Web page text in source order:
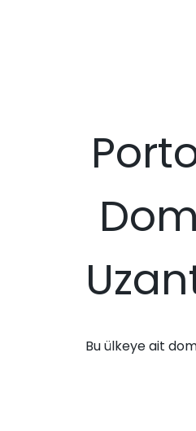
Bu ülkeye ait